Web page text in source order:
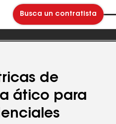
Busca un contratista
de
ático para